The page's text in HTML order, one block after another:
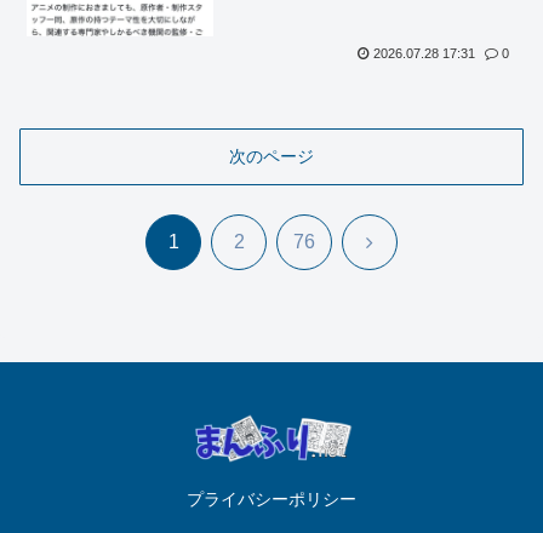
2026.07.28 17:31 0
次のページ
1 2 76 次
プライバシーポリシー